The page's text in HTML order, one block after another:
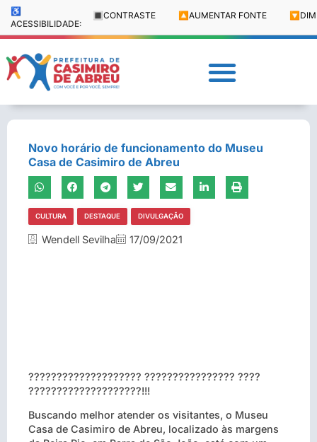
♿
ACESSIBILIDADE:
🔳 CONTRASTE 🔼 AUMENTAR FONTE 🔽
Novo horário de funcionamento do Museu
Casa de Casimiro de Abreu
CULTURA DESTAQUE DIVULGAÇÃO
Wendell Sevilha 17/09/2021
???????????????????? ???????????????? ????
????????????????????!!!
Buscando melhor atender os visitantes, o Museu
Casa de Casimiro de Abreu, localizado às margens